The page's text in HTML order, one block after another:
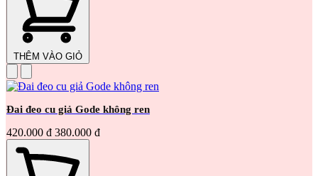
THÊM VÀO GIỎ
Đai đeo cu giả Gode không ren
420.000 đ 380.000 đ